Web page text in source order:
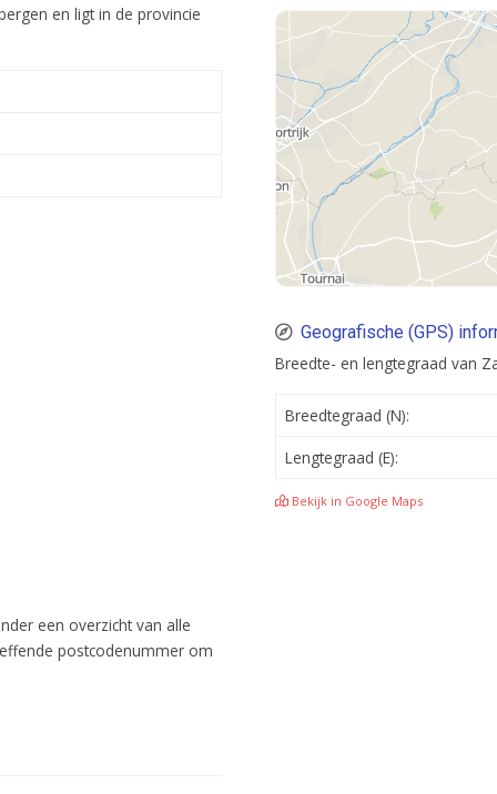
en ligt in de provincie
een overzicht van alle
postcodenummer om
Geografische (GPS)
Breedte- en lengtegraad van
Breedtegraad (N):
Lengtegraad (E):
Bekijk in Google Maps